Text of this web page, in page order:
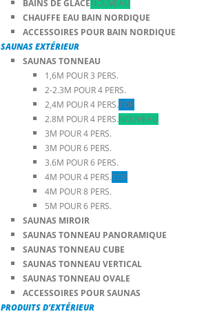
BAINS DE GLACENOUVEAU
CHAUFFE EAU BAIN NORDIQUE
ACCESSOIRES POUR BAIN NORDIQUE
SAUNAS EXTÉRIEUR
SAUNAS TONNEAU
1,6M POUR 3 PERS.
2-2.3M POUR 4 PERS.
2,4M POUR 4 PERS.TOP
2.8M POUR 4 PERS.NOUVEAU
3M POUR 4 PERS.
3M POUR 6 PERS.
3.6M POUR 6 PERS.
4M POUR 4 PERS.TOP
4M POUR 8 PERS.
5M POUR 6 PERS.
SAUNAS MIROIR
SAUNAS TONNEAU PANORAMIQUE
SAUNAS TONNEAU CUBE
SAUNAS TONNEAU VERTICAL
SAUNAS TONNEAU OVALE
ACCESSOIRES POUR SAUNAS
PRODUITS D’EXTÉRIEUR